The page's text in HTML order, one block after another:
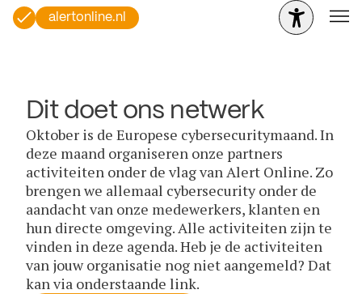
alertonline.nl
Dit doet ons netwerk
Oktober is de Europese cybersecuritymaand. In
deze maand organiseren onze partners
activiteiten onder de vlag van Alert Online. Zo
brengen we allemaal cybersecurity onder de
aandacht van onze medewerkers, klanten en
hun directe omgeving. Alle activiteiten zijn te
vinden in deze agenda. Heb je de activiteiten
van jouw organisatie nog niet aangemeld? Dat
kan via onderstaande link.